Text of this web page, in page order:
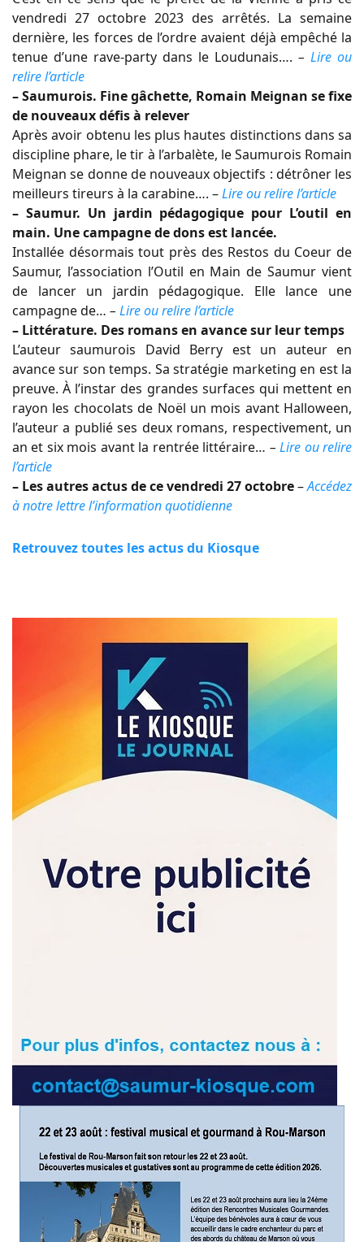
vendredi 27 octobre 2023 des arrêtés. La semaine
dernière, les forces de l’ordre avaient déjà empêché la
tenue d’une rave-party dans le Loudunais…. – Lire ou
relire l’article
– Saumurois. Fine gâchette, Romain Meignan se fixe
de nouveaux défis à relever
Après avoir obtenu les plus hautes distinctions dans sa
discipline phare, le tir à l’arbalète, le Saumurois Romain
Meignan se donne de nouveaux objectifs : détrôner les
meilleurs tireurs à la carabine…. –Lire ou relire l’article
– Saumur. Un jardin pédagogique pour L’outil en
main. Une campagne de dons est lancée.
Installée désormais tout près des Restos du Coeur de
Saumur, l’association l’Outil en Main de Saumur vient
de lancer un jardin pédagogique. Elle lance une
campagne de… – Lire ou relire l’article
– Littérature. Des romans en avance sur leur temps
L’auteur saumurois David Berry est un auteur en
avance sur son temps. Sa stratégie marketing en est la
preuve. À l’instar des grandes surfaces qui mettent en
rayon les chocolats de Noël un mois avant Halloween,
l’auteur a publié ses deux romans, respectivement, un
an et six mois avant la rentrée littéraire… –Lire ou relire
l’article
– Les autres actus de ce vendredi 27 octobre–Accédez
à notre lettre l’information quotidienne
Retrouvez toutes les actus du Kiosque